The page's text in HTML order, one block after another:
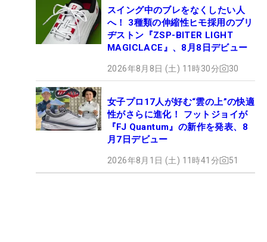
スイング中のブレをなくしたい人
へ！ 3種類の伸縮性ヒモ採用のブリ
ヂストン『ZSP-BITER LIGHT
MAGICLACE』、8月8日デビュー
2026年8月8日 (土) 11時30分 30
女子プロ17人が好む“雲の上”の快適
性がさらに進化！ フットジョイが
『FJ Quantum』の新作を発表、8
月7日デビュー
2026年8月1日 (土) 11時41分 51